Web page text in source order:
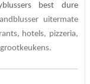
best dure
uitermate
hotels, pizzeria,